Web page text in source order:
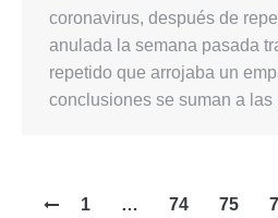
coronavirus, después de
anulada la semana pasada
repetido que arrojaba un
conclusiones se suman a
1 … 74 75